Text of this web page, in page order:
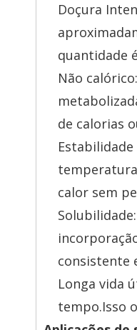
Doçura
quantidade
Não
de calorias
calor sem
consistente
Longa vida
tempo.Isso